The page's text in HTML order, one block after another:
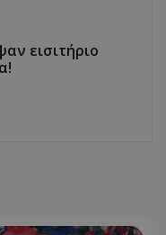
εισιτήριο